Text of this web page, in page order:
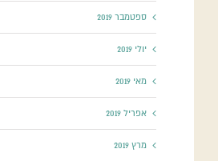
ספטמבר 2019
יולי 2019
מאי 2019
אפריל 2019
מרץ 2019